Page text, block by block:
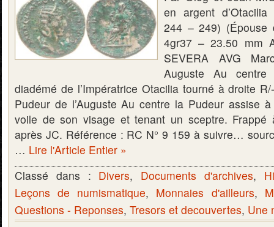
en argent
244 – 249)
4gr37 – 23.50 mm
SEVERA AVG
Auguste Au
diadémé de l’Impératrice Otacilia tourné à droite
Pudeur de l’Auguste Au centre la Pudeur assise
voile de son visage et tenant un sceptre. Frappé
après JC. Référence : RC N° 9 159 à suivre…
… Lire l'Article Entier »
Classé dans : Divers, Documents d'archives,
Leçons de numismatique, Monnaies d'ailleurs,
Questions - Reponses, Tresors et decouvertes, Une